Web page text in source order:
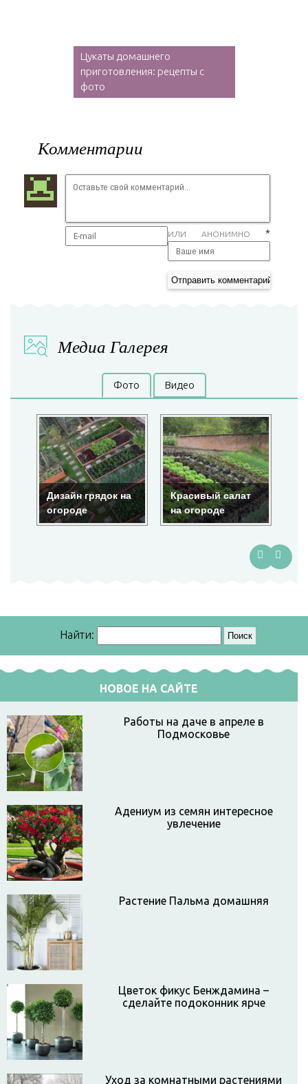
Цукаты домашнего
приготовления: рецепты с
фото
Комментарии
ИЛИ АНОНИМНО *
Медиа Галерея
Фото Видео
Дизайн грядок на
огороде
Красивый салат
на огороде
Найти:
НОВОЕ НА САЙТЕ
Работы на даче в апреле в
Подмосковье
Адениум из семян интересное
увлечение
Растение Пальма домашняя
Цветок фикус Бенждамина –
сделайте подоконник ярче
Уход за комнатными растениями